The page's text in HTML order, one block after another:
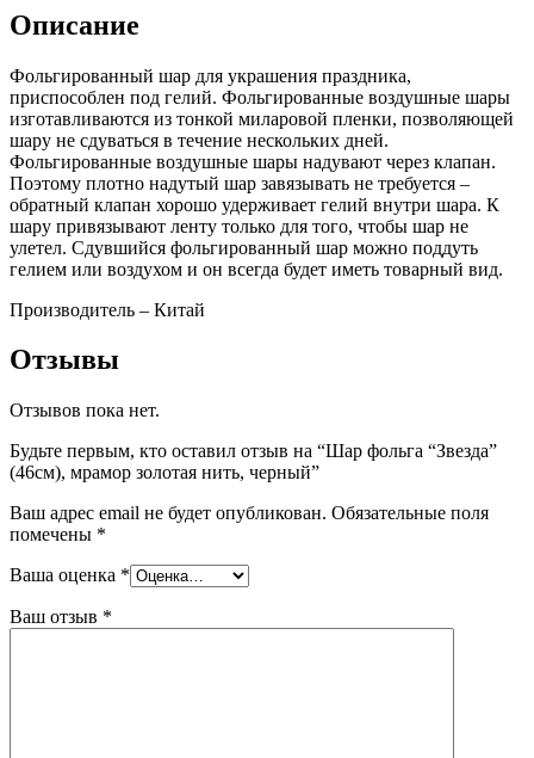
мрамор
золотая
черный
Описание
Фольгированный шар для украшения праздника,
приспособлен под гелий. Фольгированные воздушные шары
изготавливаются из тонкой миларовой пленки, позволяющей
шару не сдуваться в течение нескольких дней.
Фольгированные воздушные шары надувают через клапан.
Поэтому плотно надутый шар завязывать не требуется –
обратный клапан хорошо удерживает гелий внутри шара. К
шару привязывают ленту только для того, чтобы шар не
улетел. Сдувшийся фольгированный шар можно поддуть
гелием или воздухом и он всегда будет иметь товарный вид.
Производитель – Китай
Отзывы
Отзывов пока нет.
Будьте первым, кто оставил отзыв на “Шар фольга “Звезда”
(46см), мрамор золотая нить, черный”
Ваш адрес email не будет опубликован. Обязательные поля
помечены *
Ваша оценка *
Ваш отзыв *